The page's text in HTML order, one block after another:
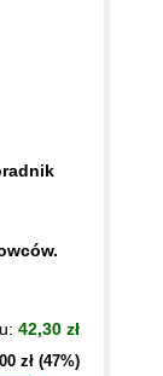
42,30 zł
zł (47%)